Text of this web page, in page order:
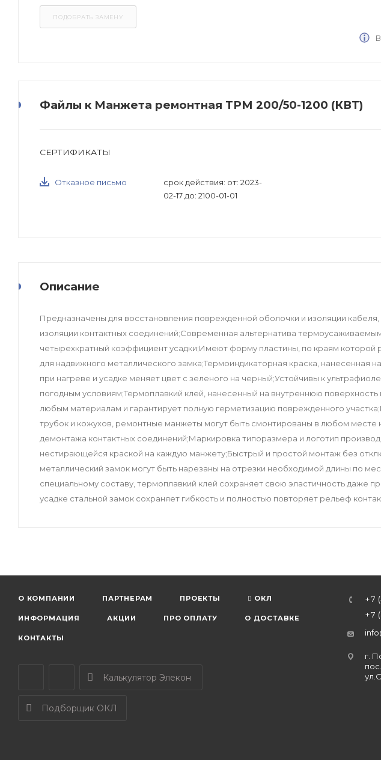
Файлы к Манжета ремонтная ТРМ 200/50-1200 (КВТ)
СЕРТИФИКАТЫ
Отказное письмо
срок действия: от: 2023-
02-17 до: 2100-01-01
Описание
Предназначены для восстановления поврежденной оболочки и изоляции
изоляции контактных соединений;Современная альтернатива
четырехкратный коэффициент усадки;Имеют форму пластины, по краям
для надвижного металлического замка;Термоиндикаторная краска, нанесенная
при нагреве и усадке меняет цвет с зеленого на черный;Устойчивы к
погодным условиям;Термоплавкий клей, нанесенный на внутреннюю
любым материалам и гарантирует полную герметизацию поврежденного
трубок и кожухов, ремонтные манжеты могут быть смонтированы в любом месте
демонтажа контактных соединений;Маркировка типоразмера и логотип
нестирающейся краской на каждую манжету;Быстрый и простой монтаж без
металлический замок могут быть нарезаны на отрезки необходимой длины по
специальному составу, термоплавкий клей сохраняет свою эластичность даже
усадке стальной замок сохраняет гибкость и полностью повторяет рельеф
О КОМПАНИИ ПАРТНЕРАМ ПРОЕКТЫ ОКЛ
ИНФОРМАЦИЯ АКЦИИ ПРО ОПЛАТУ О ДОСТАВКЕ
КОНТАКТЫ
Калькулятор Элекон
Подборщик ОКЛ
+7
+7
г.